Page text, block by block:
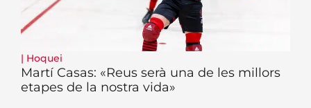
| Hoquei
Martí Casas: «Reus serà una de les millors
etapes de la nostra vida»